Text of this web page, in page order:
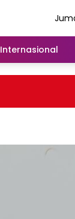
Internasional